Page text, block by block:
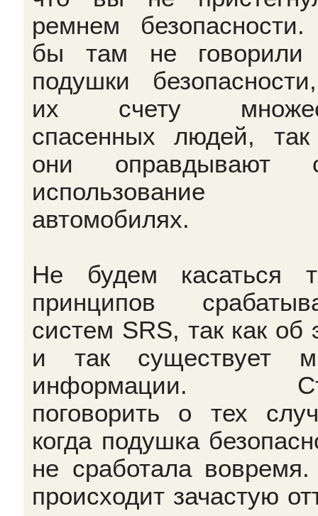
ремнем
бы там не говорили
подушки
их счету
спасенных людей,
они оправдывают
автомобилях.
Не будем касаться
принципов
систем SRS, так как об
и так существует
информации.
поговорить о тех
когда подушка
не сработала
происходит зачастую